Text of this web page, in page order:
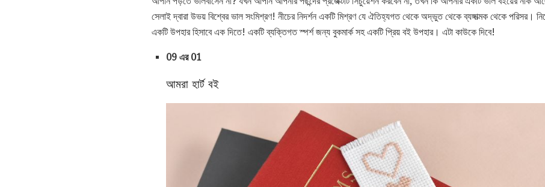
সেলাই দ্বারা উভয় বিশ্বের ভাল সংমিশ্রণ! নীচের নিদর্শন একটি মিশ্রণ যে ঐতিহ্যগত থেকে অদ্ভুত থেকে ব্যঙ্গাত্মক থেকে পরিসর।
একটি উপহার হিসাবে এক দিতে! একটি ব্যক্তিগত স্পর্শ জন্য বুকমার্ক সহ একটি প্রিয় বই উপহার। এটা কাউকে দিবে!
09 এর 01
আমরা হার্ট বই